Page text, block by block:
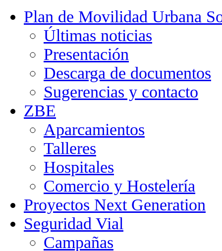
Plan de Movilidad Urbana
Últimas noticias
Presentación
Descarga de documentos
Sugerencias y contacto
ZBE
Aparcamientos
Talleres
Hospitales
Comercio y Hostelería
Proyectos Next Generation
Seguridad Vial
Campañas